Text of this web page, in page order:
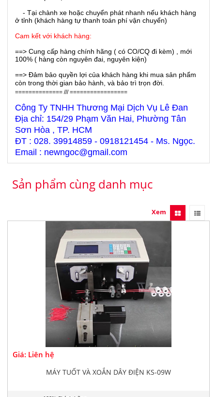
- Tại chành xe hoặc chuyển phát nhanh nếu khách hàng
ở tỉnh (khách hàng tự thanh toán phí vận chuyển)
Cam kết với khách hàng:
==> Cung cấp hàng chính hãng ( có CO/CQ đi kèm) , mới
100% ( hàng còn nguyên đai, nguyên kiện)
==> Đảm bảo quyền lợi của khách hàng khi mua sản phẩm
còn trong thời gian bảo hành, và bảo trì trọn đời.
============== /// =================
Công Ty TNHH Thương Mại Dịch Vụ Lê Đan
Địa chỉ: 154/29 Phạm Văn Hai, Phường Tân
Sơn Hòa , TP. HCM
ĐT : 028. 39914859 - 0918121454 - Ms. Ngọc.
Email : newngoc@gmail.com
Sản phẩm cùng danh mục
Xem
Giá: Liên hệ
MÁY TUỐT VÀ XOẮN DÂY ĐIỆN KS-09W